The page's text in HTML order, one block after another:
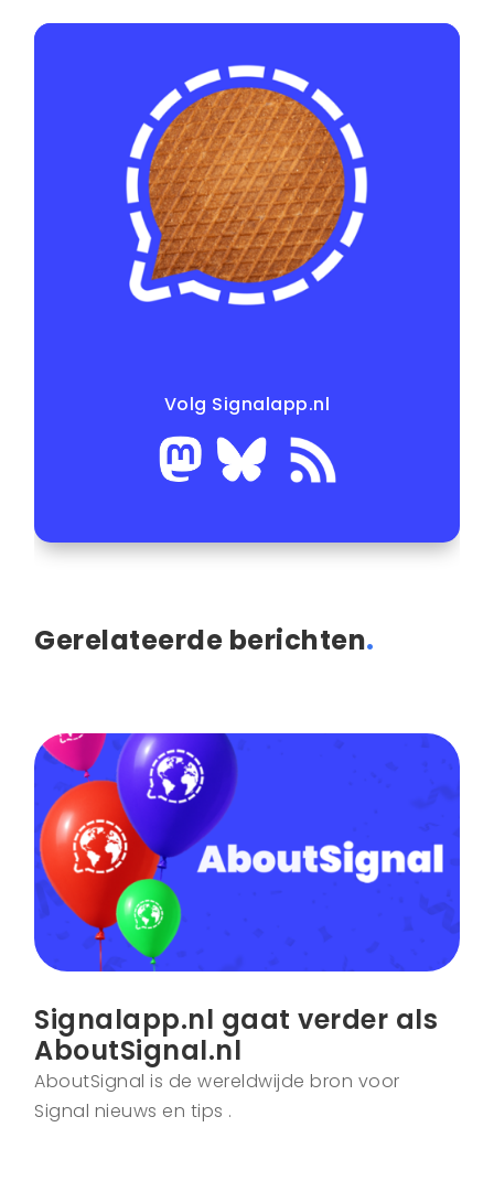
Volg Signalapp.nl
Gerelateerde berichten.
Signalapp.nl gaat verder als
AboutSignal.nl
AboutSignal is de wereldwijde bron voor
Signal nieuws en tips .